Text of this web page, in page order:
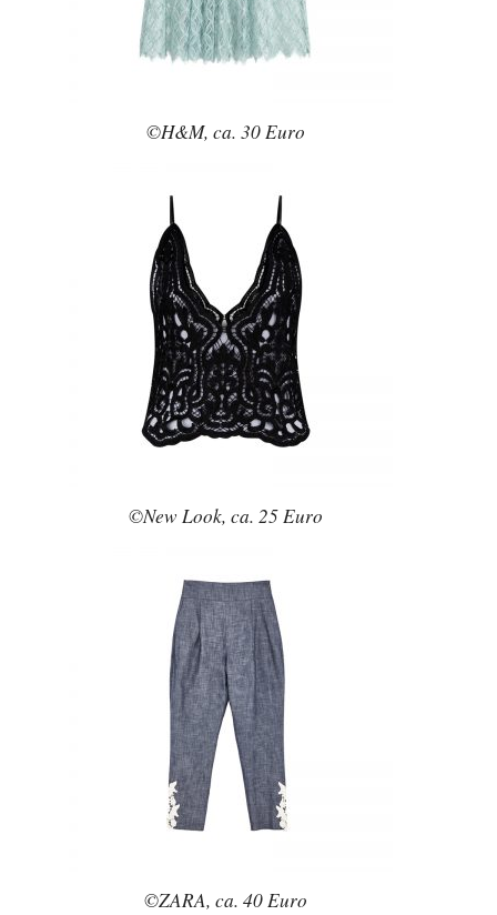
©H&M, ca. 30 Euro
©New Look, ca. 25 Euro
©ZARA, ca. 40 Euro